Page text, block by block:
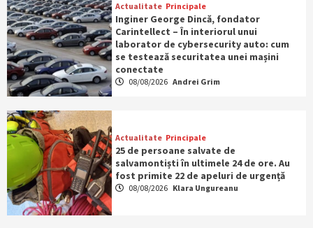
Actualitate Principale
Inginer George Dincă, fondator
Carintellect – În interiorul unui
laborator de cybersecurity auto: cum
se testează securitatea unei mașini
conectate
08/08/2026 Andrei Grim
Actualitate Principale
25 de persoane salvate de
salvamontiști în ultimele 24 de ore. Au
fost primite 22 de apeluri de urgență
08/08/2026 Klara Ungureanu